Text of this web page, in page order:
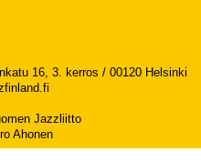
16, 3. kerros / 00120 Helsinki
Jazzliitto
Ahonen